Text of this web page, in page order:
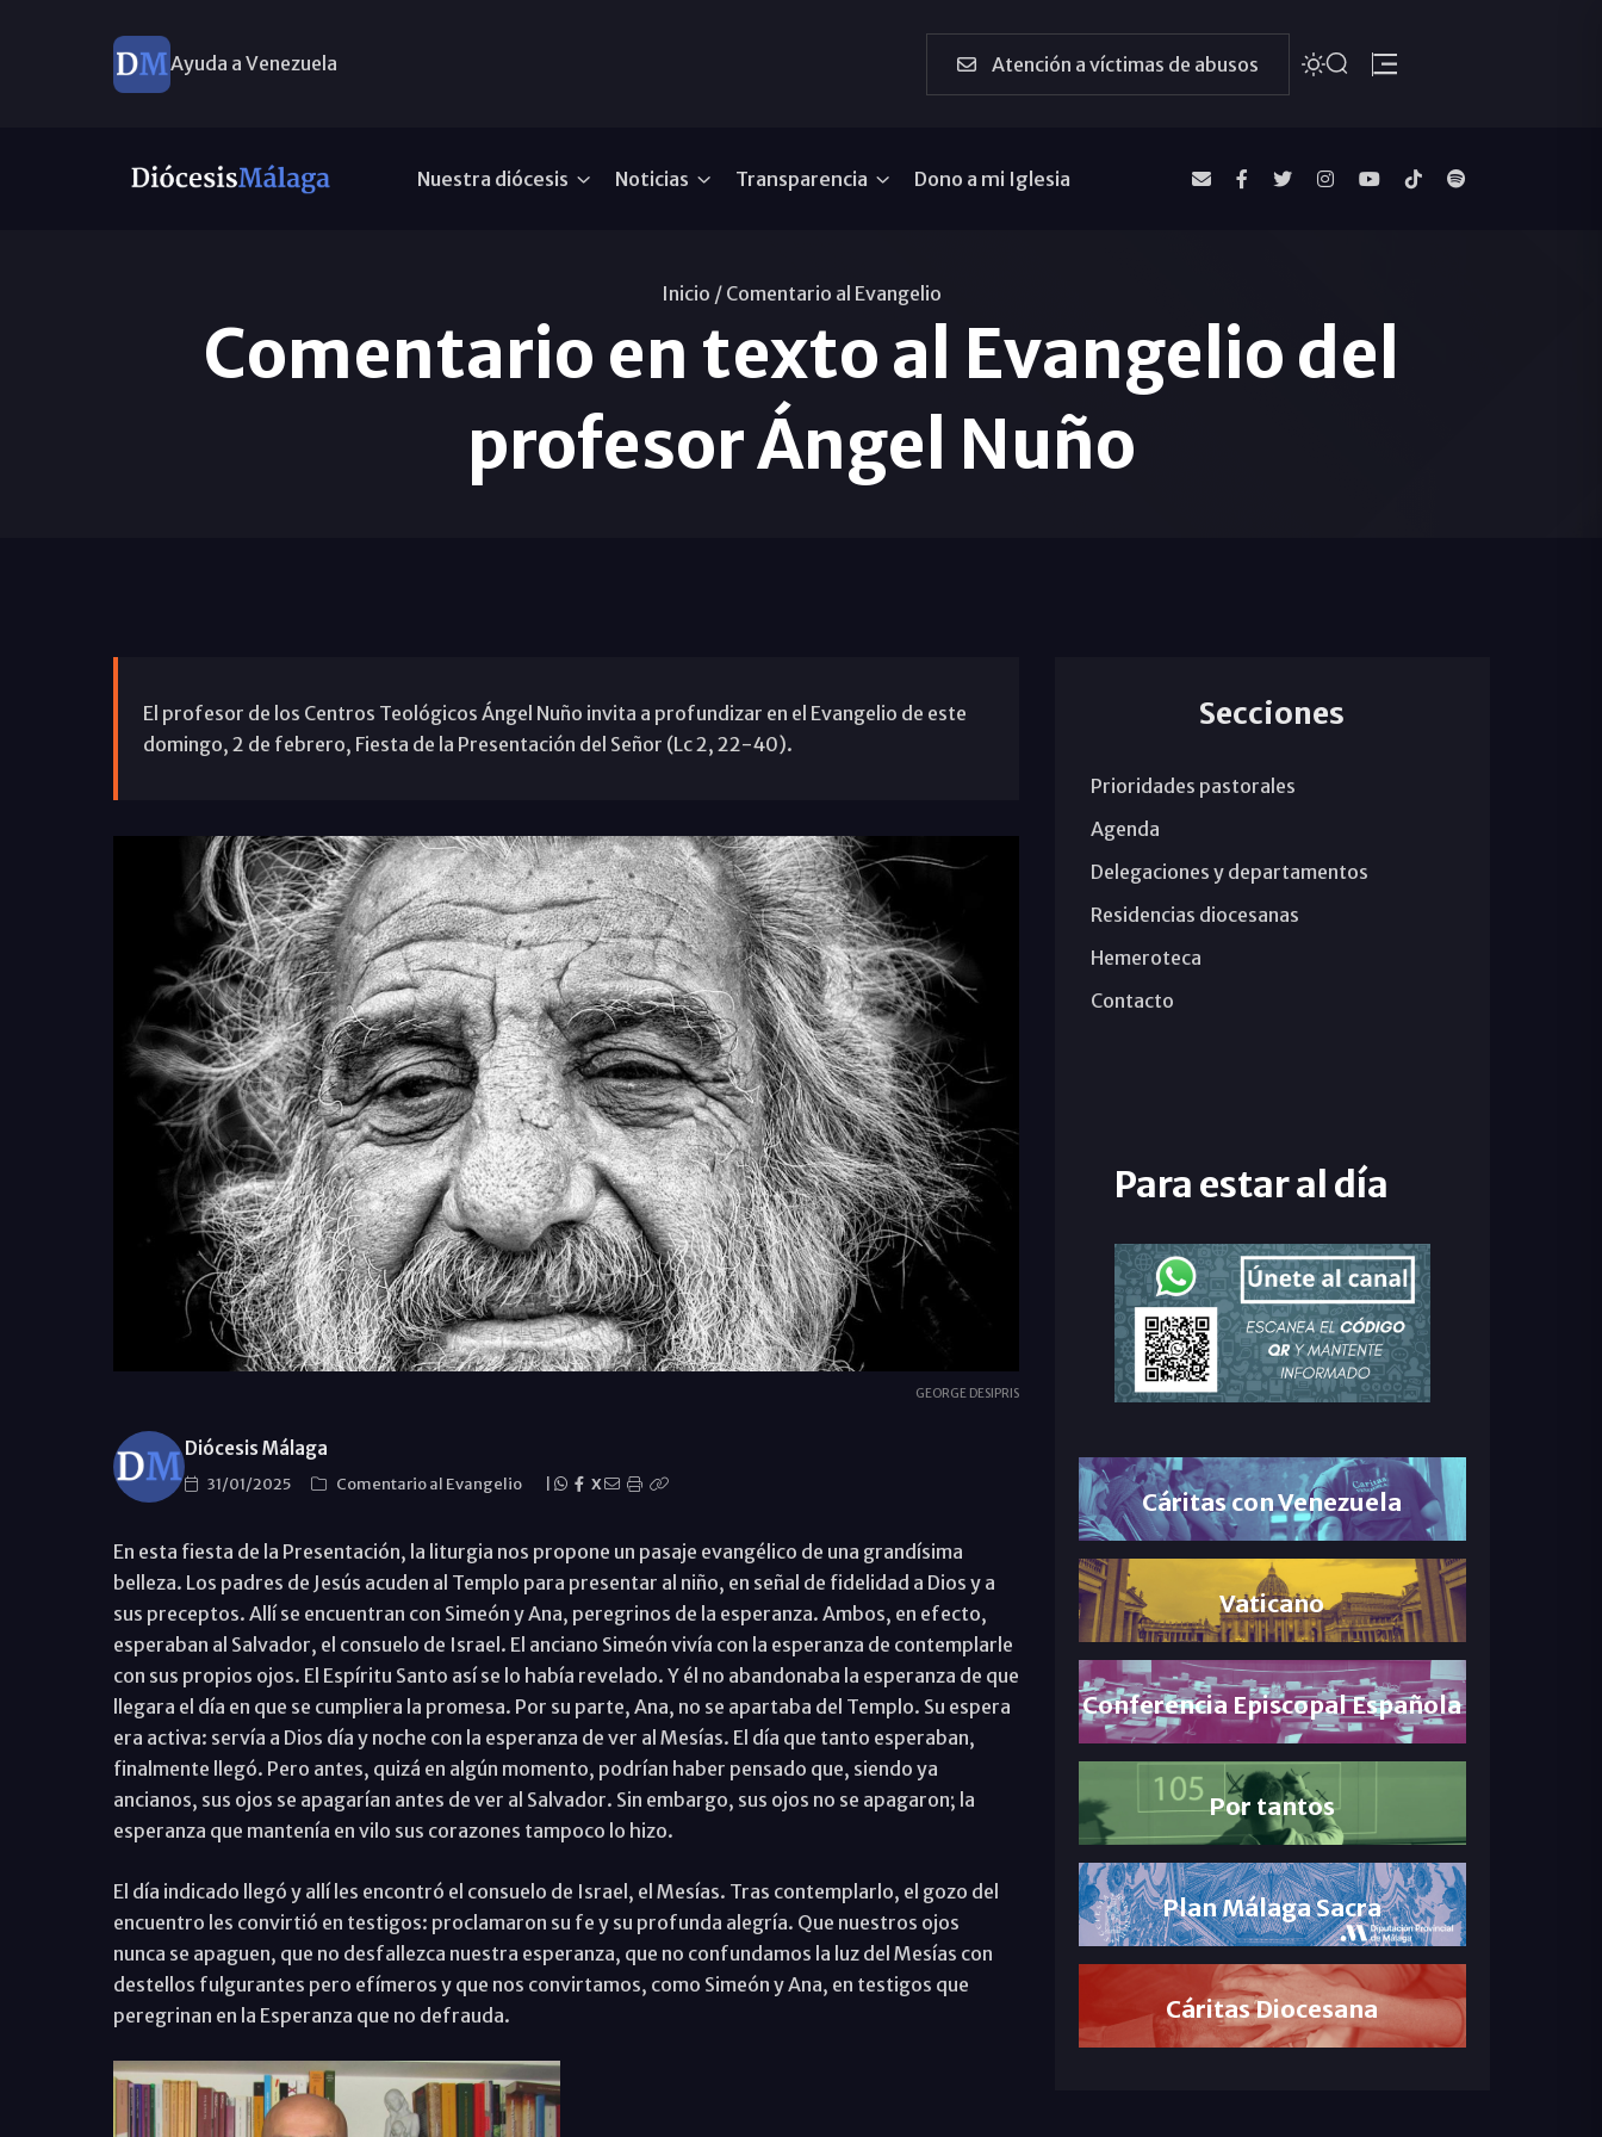
Ayuda a Venezuela Atención a víctimas de abusos
Nuestra diócesis Noticias Transparencia Dono a mi Iglesia
Inicio / Comentario al Evangelio
Comentario en texto al Evangelio del
profesor Ángel Nuño
El profesor de los Centros Teológicos Ángel Nuño invita a profundizar en el Evangelio de este
domingo, 2 de febrero, Fiesta de la Presentación del Señor (Lc 2, 22-40).
GEORGE DESIPRIS
Diócesis Málaga
31/01/2025 Comentario al Evangelio X
En esta fiesta de la Presentación, la liturgia nos propone un pasaje evangélico de una grandísima
belleza. Los padres de Jesús acuden al Templo para presentar al niño, en señal de fidelidad a Dios y a
sus preceptos. Allí se encuentran con Simeón y Ana, peregrinos de la esperanza. Ambos, en efecto,
esperaban al Salvador, el consuelo de Israel. El anciano Simeón vivía con la esperanza de contemplarle
con sus propios ojos. El Espíritu Santo así se lo había revelado. Y él no abandonaba la esperanza de que
llegara el día en que se cumpliera la promesa. Por su parte, Ana, no se apartaba del Templo. Su espera
era activa: servía a Dios día y noche con la esperanza de ver al Mesías. El día que tanto esperaban,
finalmente llegó. Pero antes, quizá en algún momento, podrían haber pensado que, siendo ya
ancianos, sus ojos se apagarían antes de ver al Salvador. Sin embargo, sus ojos no se apagaron; la
esperanza que mantenía en vilo sus corazones tampoco lo hizo.
El día indicado llegó y allí les encontró el consuelo de Israel, el Mesías. Tras contemplarlo, el gozo del
encuentro les convirtió en testigos: proclamaron su fe y su profunda alegría. Que nuestros ojos
nunca se apaguen, que no desfallezca nuestra esperanza, que no confundamos la luz del Mesías con
destellos fulgurantes pero efímeros y que nos convirtamos, como Simeón y Ana, en testigos que
peregrinan en la Esperanza que no defrauda.
Secciones
Prioridades pastorales
Agenda
Delegaciones y departamentos
Residencias diocesanas
Hemeroteca
Contacto
Para estar al día
Cáritas con Venezuela
Vaticano
Conferencia Episcopal Española
Por tantos
Plan Málaga Sacra
Cáritas Diocesana